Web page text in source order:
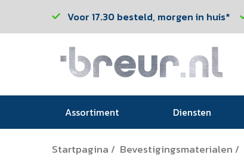
Voor 17.30 besteld, morgen in huis*
Assortiment Diensten
Startpagina / Bevestigingsmaterialen /